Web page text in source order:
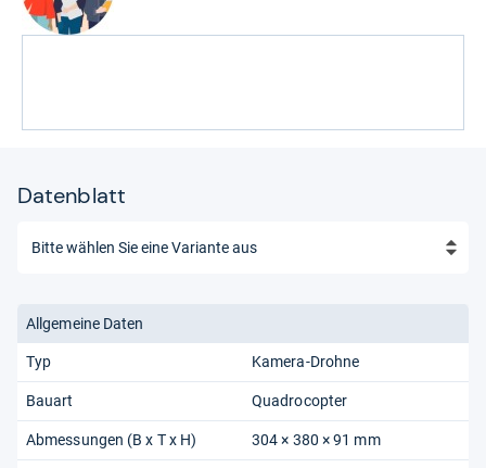
Datenblatt
Allgemeine Daten
Typ Kamera-Drohne
Bauart Quadrocopter
Abmessungen (B x T x H) 304 × 380 × 91 mm